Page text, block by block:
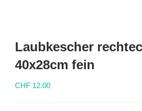
Laubkescher
40x28cm fein
CHF 12.00